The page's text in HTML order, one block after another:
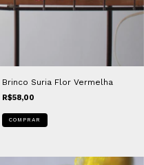
Brinco Suria Flor Vermelha
R$58,00